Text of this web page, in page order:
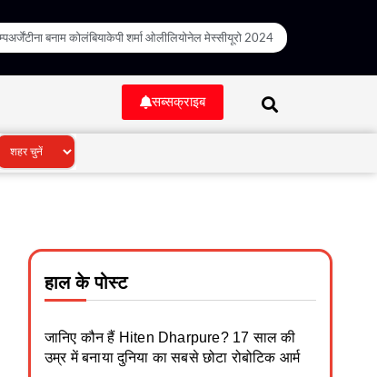
अर्जेंटीना बनाम कोलंबियाकेपी शर्मा ओलीलियोनेल मेस्सीयूरो 2024
सब्सक्राइब
हाल के पोस्ट
जानिए कौन हैं Hiten Dharpure? 17 साल की
उम्र में बनाया दुनिया का सबसे छोटा रोबोटिक आर्म